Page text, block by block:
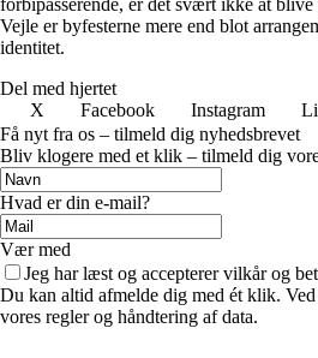
Vejle er byfesterne mere end blot
identitet.
Del med hjertet
X
Facebook Instagram
Få nyt fra os – tilmeld dig nyhedsbrevet
Bliv klogere med et klik – tilmeld dig
Hvad er din e-mail?
Vær med
Jeg har læst og accepterer vilkår og
Du kan altid afmelde dig med ét klik.
vores regler og håndtering af data.